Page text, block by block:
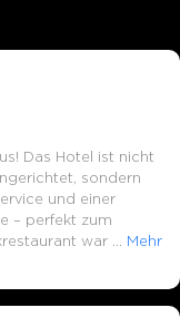
Das Hotel ist nicht
sondern
und einer
– perfekt zum
war
Mehr